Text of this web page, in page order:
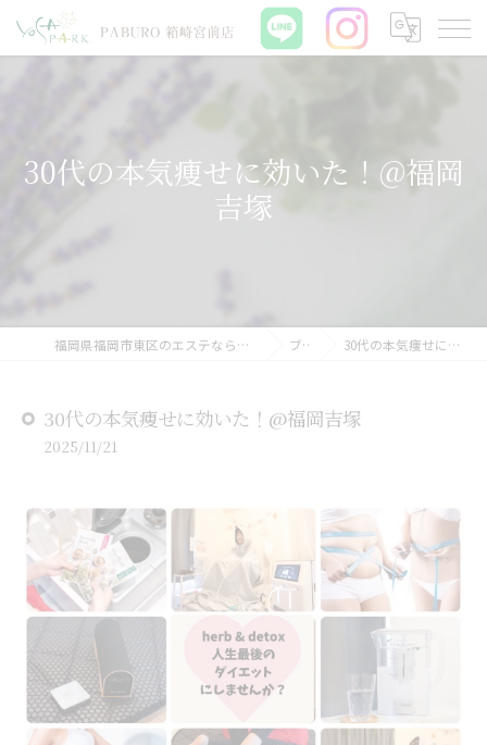
30代の本気痩せに効いた！@福岡
吉塚
福岡県福岡市東区のエステならYOSAPARK PABURO 箱崎宮前店 ブログ 30代の本気痩せに効いた！@福岡吉塚
30代の本気痩せに効いた！@福岡吉塚
2025/11/21